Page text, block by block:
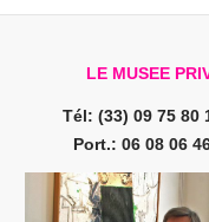
LE MUSEE
Tél: (33) 09 75 80
Port.: 06 08 06